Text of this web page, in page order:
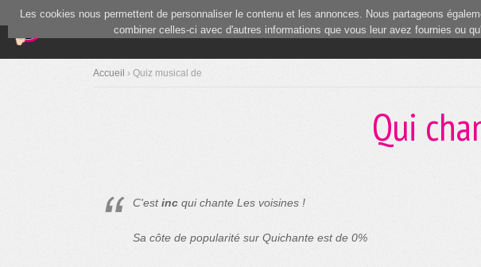
Blind Test(current)
Communauté
Accueil › Quiz musical de
Qui
C'estinc qui chante Les voisines !
Sa côte de popularité sur Quichante est de 0%
Les cookies nous permettent de personnaliser le contenu et les annonces. Nous partageons
combiner celles-ci avec d'autres informations que vous leur avez fournies ou